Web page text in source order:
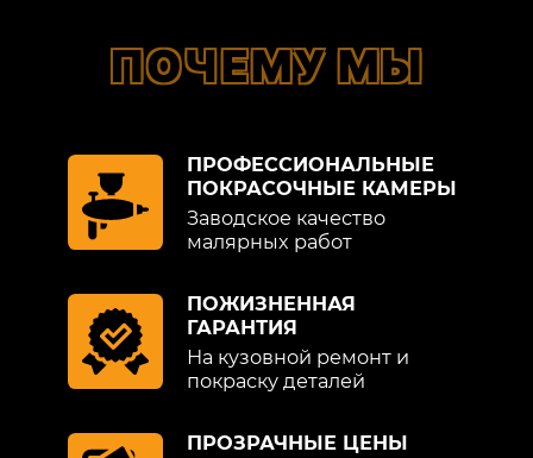
ПОЧЕМУ МЫ
ПРОФЕССИОНАЛЬНЫЕ
ПОКРАСОЧНЫЕ КАМЕРЫ
Заводское качество
малярных работ
ПОЖИЗНЕННАЯ
ГАРАНТИЯ
На кузовной ремонт и
покраску деталей
ПРОЗРАЧНЫЕ ЦЕНЫ